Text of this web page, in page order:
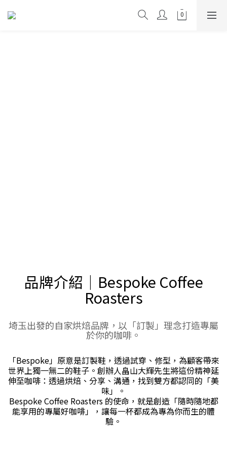
品牌介紹｜Bespoke Coffee
Roasters
埼玉出發的自家烘焙品牌，以「訂製」理念打造專屬
於你的咖啡。
「Bespoke」原意是訂製鞋，透過試穿、修型，為顧客帶來
世界上獨一無二的鞋子。創辦人畠山大輝先生將這份精神延
伸至咖啡：透過烘焙、分享、溝通，找到雙方都認同的「美
味」。
Bespoke Coffee Roasters 的使命，就是創造「隨時隨地都
能享用的專屬好咖啡」，讓每一杯都成為專為你而生的體
驗。